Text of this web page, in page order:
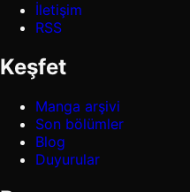
İletişim
RSS
Keşfet
Manga arşivi
Son bölümler
Blog
Duyurular